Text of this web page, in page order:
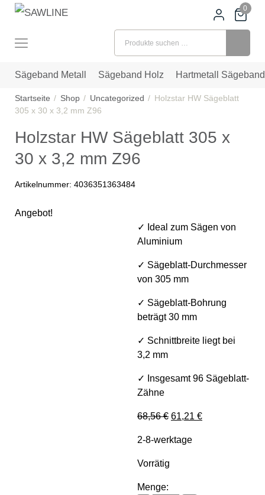
0
Sägeband Metall Sägeband Holz Hartmetall Sägeband
Startseite Shop Uncategorized
Holzstar HW Sägeblatt
305 x 30 x 3,2 mm Z96
Holzstar HW Sägeblatt 305 x
30 x 3,2 mm Z96
Artikelnummer: 4036351363484
Angebot!
✓ Ideal zum Sägen von
Aluminium
✓ Sägeblatt-Durchmesser
von 305 mm
✓ Sägeblatt-Bohrung
beträgt 30 mm
✓ Schnittbreite liegt bei
3,2 mm
✓ Insgesamt 96 Sägeblatt-
Zähne
68,56€ Ursprünglicher Preis
61,21 €Aktueller Preis
2-8-werktage
Vorrätig
Menge: